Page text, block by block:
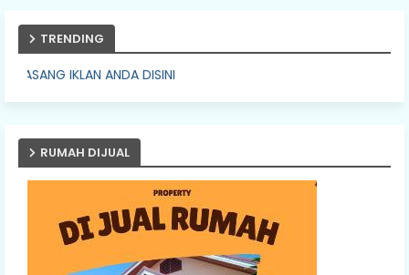
TRENDING
DISINI
RUMAH DIJUAL